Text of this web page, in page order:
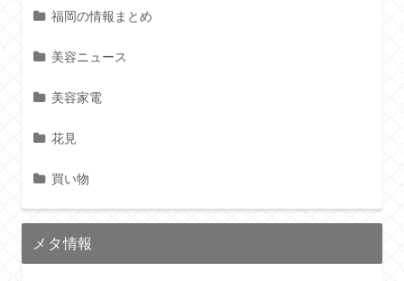
福岡の情報まとめ
美容ニュース
美容家電
花見
買い物
メタ情報